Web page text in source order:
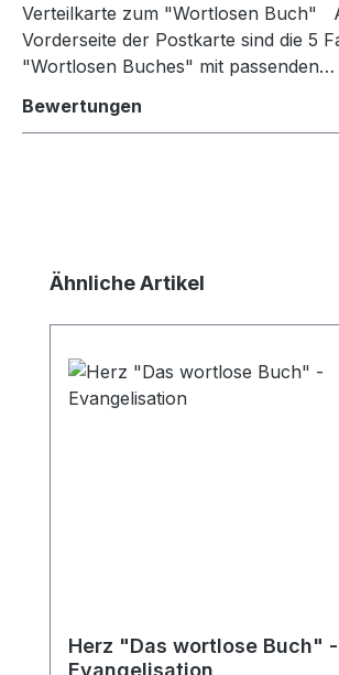
Verteilkarte zum "Wortlosen Buch"
Vorderseite der Postkarte sind die 5
"Wortlosen Buches" mit passenden…
Bewertungen
Produktgalerie überspringen
Ähnliche Artikel
Herz "Das wortlose Buch" -
Evangelisation